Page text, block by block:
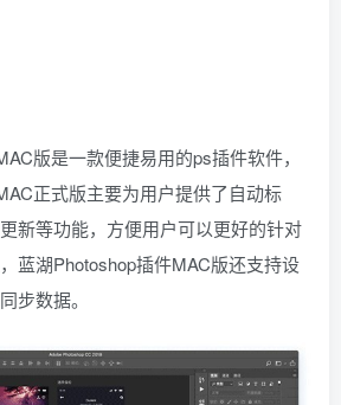
版是一款便捷易用的ps插件软件，
正式版主要为用户提供了自动标
新等功能，方便用户可以更好的针对
蓝湖Photoshop插件MAC版还支持设
步数据。